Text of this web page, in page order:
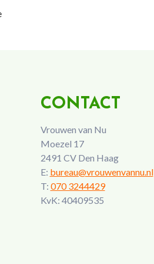
CONTACT
Vrouwen van Nu
Moezel 17
2491 CV Den Haag
E: bureau@vrouwenvannu.nl
T: 070 3244429
KvK: 40409535